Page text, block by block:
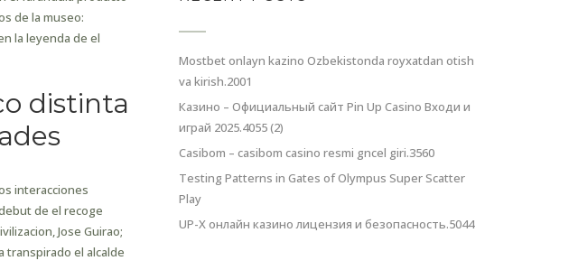
de la museo:
la leyenda de el
distinta
interacciones
de el recoge
Jose Guirao;
transpirado el alcalde
Mostbet onlayn kazino Ozbekistonda royxatdan otish
va kirish.2001
Казино – Официальный сайт Pin Up Casino Входи и
играй 2025.4055 (2)
Casibom – casibom casino resmi gncel giri.3560
Testing Patterns in Gates of Olympus Super Scatter
Play
UP-X онлайн казино лицензия и безопасность.5044